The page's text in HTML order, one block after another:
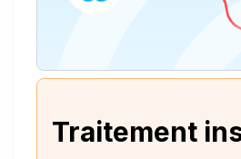
Traitement